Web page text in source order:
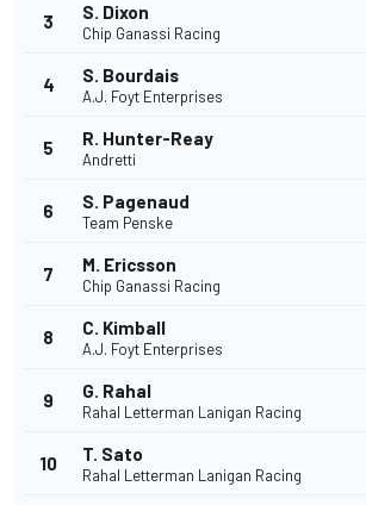
3 S. Dixon
Chip Ganassi Racing
4 S. Bourdais
A.J. Foyt Enterprises
5 R. Hunter-Reay
Andretti
6 S. Pagenaud
Team Penske
7 M. Ericsson
Chip Ganassi Racing
8 C. Kimball
A.J. Foyt Enterprises
9 G. Rahal
Rahal Letterman Lanigan Racing
10 T. Sato
Rahal Letterman Lanigan Racing